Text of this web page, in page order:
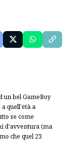
un bel GameBoy
quell'età a
se come
d'avventura (ma
che quel 23